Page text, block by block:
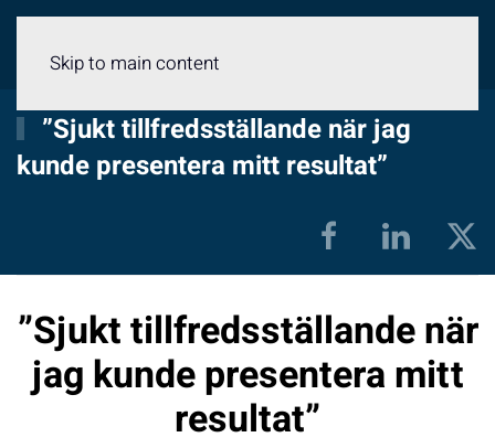
Skip to main content
”Sjukt tillfredsställande när jag
kunde presentera mitt resultat”
”Sjukt tillfredsställande när
jag kunde presentera mitt
resultat”